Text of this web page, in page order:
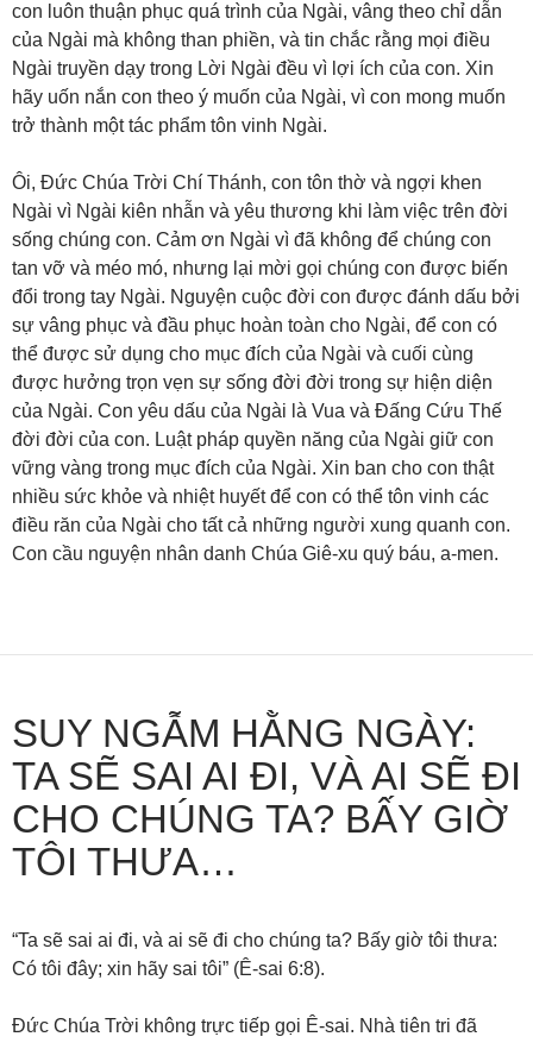
con luôn thuận phục quá trình của Ngài, vâng theo chỉ dẫn
của Ngài mà không than phiền, và tin chắc rằng mọi điều
Ngài truyền dạy trong Lời Ngài đều vì lợi ích của con. Xin
hãy uốn nắn con theo ý muốn của Ngài, vì con mong muốn
trở thành một tác phẩm tôn vinh Ngài.
Ôi, Đức Chúa Trời Chí Thánh, con tôn thờ và ngợi khen
Ngài vì Ngài kiên nhẫn và yêu thương khi làm việc trên đời
sống chúng con. Cảm ơn Ngài vì đã không để chúng con
tan vỡ và méo mó, nhưng lại mời gọi chúng con được biến
đổi trong tay Ngài. Nguyện cuộc đời con được đánh dấu bởi
sự vâng phục và đầu phục hoàn toàn cho Ngài, để con có
thể được sử dụng cho mục đích của Ngài và cuối cùng
được hưởng trọn vẹn sự sống đời đời trong sự hiện diện
của Ngài. Con yêu dấu của Ngài là Vua và Đấng Cứu Thế
đời đời của con. Luật pháp quyền năng của Ngài giữ con
vững vàng trong mục đích của Ngài. Xin ban cho con thật
nhiều sức khỏe và nhiệt huyết để con có thể tôn vinh các
điều răn của Ngài cho tất cả những người xung quanh con.
Con cầu nguyện nhân danh Chúa Giê-xu quý báu, a-men.
SUY NGẪM HẰNG NGÀY:
TA SẼ SAI AI ĐI, VÀ AI SẼ ĐI
CHO CHÚNG TA? BẤY GIỜ
TÔI THƯA…
“Ta sẽ sai ai đi, và ai sẽ đi cho chúng ta? Bấy giờ tôi thưa:
Có tôi đây; xin hãy sai tôi” (Ê-sai 6:8).
Đức Chúa Trời không trực tiếp gọi Ê-sai. Nhà tiên tri đã